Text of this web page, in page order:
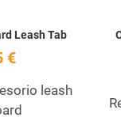
Leash Tab
€
leash